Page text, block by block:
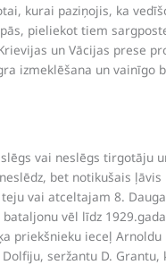
kurai paziņojis, ka
pieliekot tiem
un Vācijas prese
izmeklēšana un vainīgo
vai neslēgs tirgotāju
bet notikušais
vai atceltajam 8.
vēl līdz
priekšnieku ieceļ
seržantu D.